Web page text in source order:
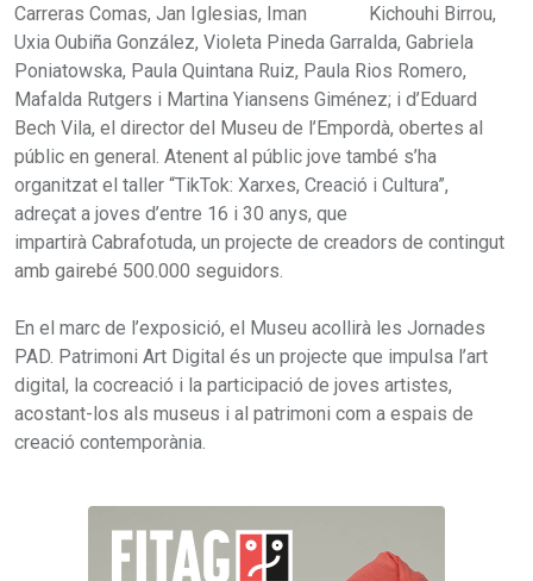
Carreras Comas, Jan Iglesias, Iman Kichouhi Birrou,
Uxia Oubiña González, Violeta Pineda Garralda, Gabriela
Poniatowska, Paula Quintana Ruiz, Paula Rios Romero,
Mafalda Rutgers i Martina Yiansens Giménez; i d’Eduard
Bech Vila, el director del Museu de l’Empordà, obertes al
públic en general. Atenent al públic jove també s’ha
organitzat el taller “TikTok: Xarxes, Creació i Cultura”,
adreçat a joves d’entre 16 i 30 anys, que
impartirà Cabrafotuda, un projecte de creadors de contingut
amb gairebé 500.000 seguidors.
En el marc de l’exposició, el Museu acollirà les Jornades
PAD. Patrimoni Art Digital és un projecte que impulsa l’art
digital, la cocreació i la participació de joves artistes,
acostant-los als museus i al patrimoni com a espais de
creació contemporània.